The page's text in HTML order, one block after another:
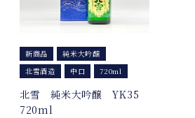
新商品
純米大吟醸
北雪酒造
中口 720ml
北雪 純米大吟醸 YK35
720ml